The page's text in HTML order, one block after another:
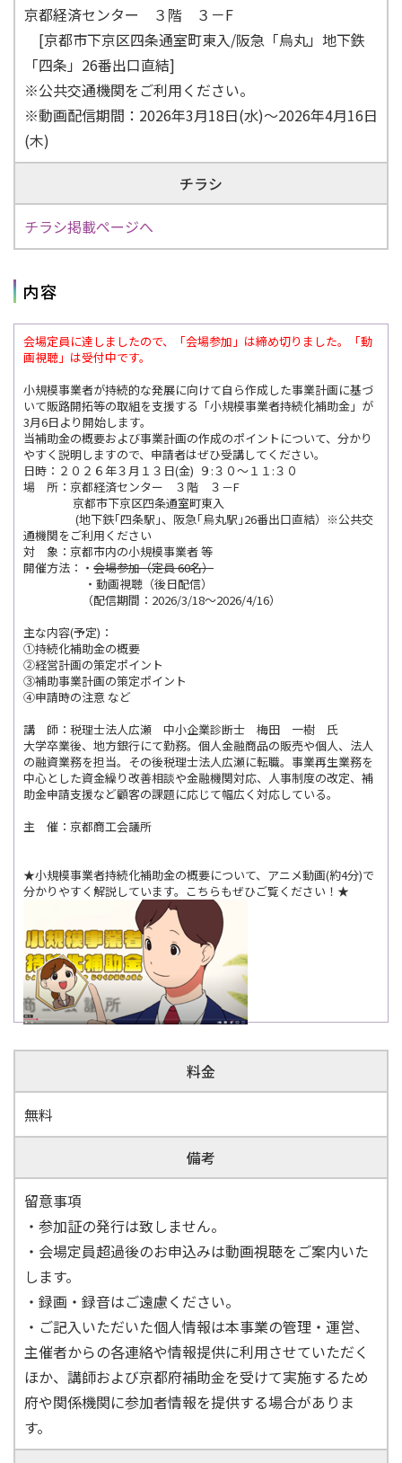
京都経済センター ３階 ３－F
[京都市下京区四条通室町東入/阪急「烏丸」地下鉄
「四条」26番出口直結]
※公共交通機関をご利用ください。
※動画配信期間：2026年3月18日(水)～2026年4月16日
(木)
チラシ
チラシ掲載ページへ
内容
会場定員に達しましたので、「会場参加」は締め切りました。「動
画視聴」は受付中です。
小規模事業者が持続的な発展に向けて自ら作成した事業計画に基づ
いて販路開拓等の取組を支援する「小規模事業者持続化補助金」が
3月6日より開始します。
当補助金の概要および事業計画の作成のポイントについて、分かり
やすく説明しますので、申請者はぜひ受講してください。
日時：２０２６年３月１３日(金) ９:３０～１１:３０
場 所：京都経済センター ３階 ３－F
京都市下京区四条通室町東入
(地下鉄｢四条駅｣、阪急｢烏丸駅｣26番出口直結）※公共交
通機関をご利用ください
対 象：京都市内の小規模事業者 等
開催方法：・ 会場参加（定員 60名）
・動画視聴（後日配信）
（配信期間：2026/3/18～2026/4/16）
主な内容(予定)：
①持続化補助金の概要
②経営計画の策定ポイント
③補助事業計画の策定ポイント
④申請時の注意 など
講 師： 税理士法人広瀬 中小企業診断士 梅田 一樹 氏
大学卒業後、地方銀行にて勤務。個人金融商品の販売や個人、法人
の融資業務を担当。その後税理士法人広瀬に転職。事業再生業務を
中心とした資金繰り改善相談や金融機関対応、人事制度の改定、補
助金申請支援など顧客の課題に応じて幅広く対応している。
主 催：京都商工会議所
★小規模事業者持続化補助金の概要について、アニメ動画(約4分)で
分かりやすく解説しています。 こちらもぜひご覧ください！★
料金
無料
備考
留意事項
・参加証の発行は致しません。
・会場定員超過後のお申込みは動画視聴をご案内いた
します。
・録画・録音はご遠慮ください。
・ご記入いただいた個人情報は本事業の管理・運営、
主催者からの各連絡や情報提供に利用させていただく
ほか、講師および京都府補助金を受けて実施するため
府や関係機関に参加者情報を提供する場合がありま
す。